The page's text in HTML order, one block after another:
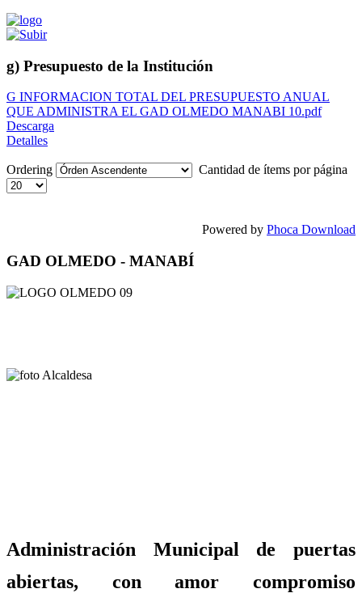
g) Presupuesto de la Institución
G INFORMACION TOTAL DEL PRESUPUESTO ANUAL
QUE ADMINISTRA EL GAD OLMEDO MANABI 10.pdf
Descarga
Detalles
Ordering Cantidad de ítems por página
Powered by Phoca Download
GAD OLMEDO - MANABÍ
Administración Municipal de puertas
abiertas, con amor compromiso